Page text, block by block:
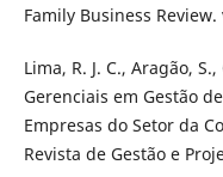
Family Business
Lima, R. J. C., Aragão,
Gerenciais em Gestão
Empresas do Setor da
Revista de Gestão e